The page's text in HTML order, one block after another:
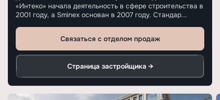
«Интеко» начала деятельность в сфере строительства в
2001 году, а Sminex основан в 2007 году. Стандар...
Связаться с отделом продаж
Страница застройщика →